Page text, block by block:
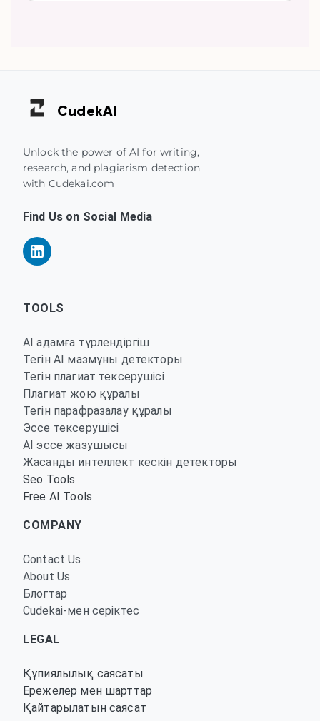
CudekAI
Unlock the power of AI for writing,
research, and plagiarism detection
with Cudekai.com
Find Us on Social Media
TOOLS
AI адамға түрлендіргіш
Тегін AI мазмұны детекторы
Тегін плагиат тексерушісі
Плагиат жою құралы
Тегін парафразалау құралы
Эссе тексерушісі
AI эссе жазушысы
Жасанды интеллект кескін детекторы
Seo Tools
Free AI Tools
COMPANY
Contact Us
About Us
Блогтар
Cudekai-мен серіктес
LEGAL
Құпиялылық саясаты
Ережелер мен шарттар
Қайтарылатын саясат